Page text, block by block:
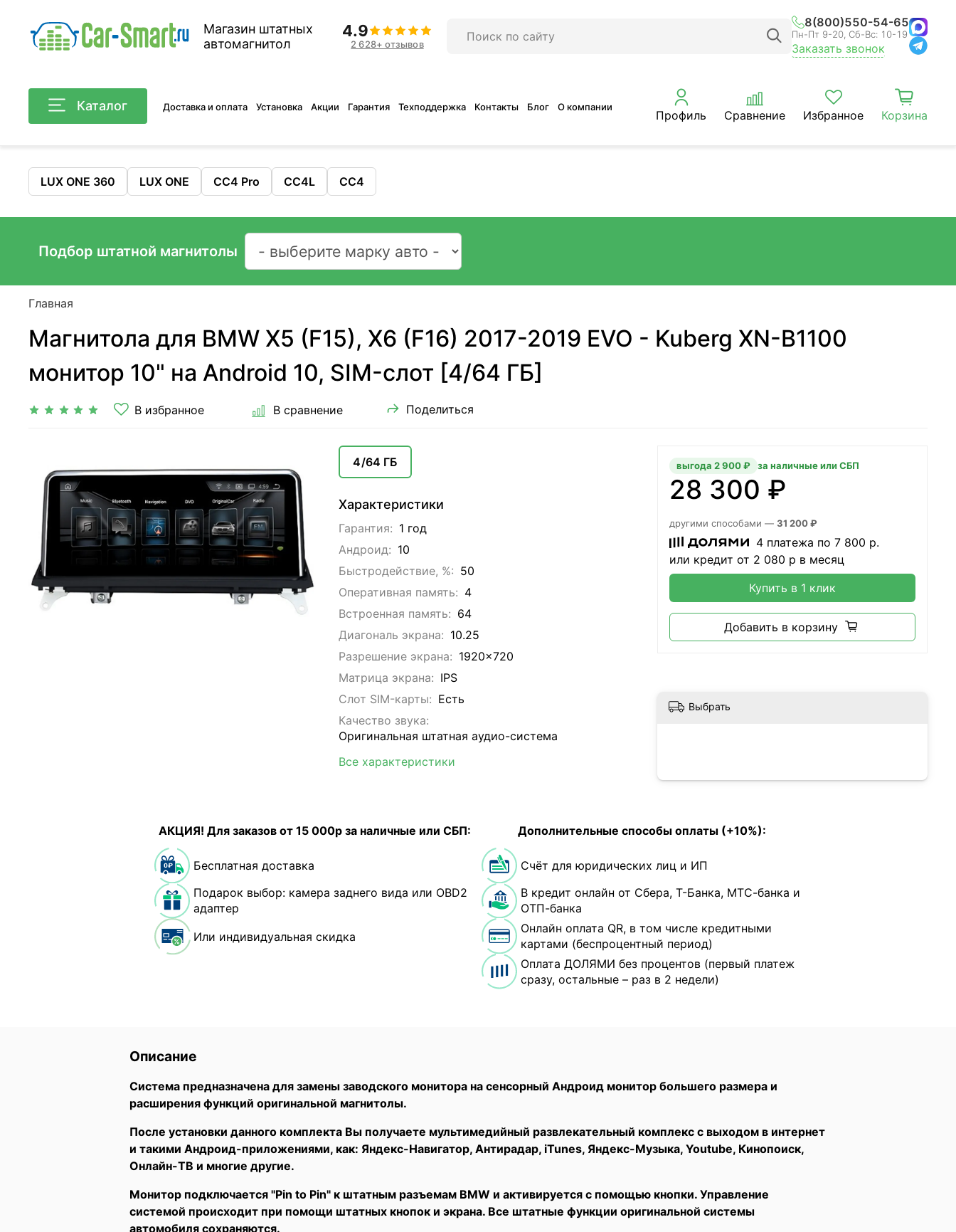
Магазин штатных
автомагнитол
4.9
2 628+ отзывов
8(800)550-54-65
Пн-Пт 9-20, Сб-Вс: 10-19
Заказать звонок
Каталог Доставка и оплата Установка Акции Гарантия Техподдержка Контакты Блог О компании
Профиль Сравнение Избранное Корзина
LUX ONE 360 LUX ONE CC4 Pro CC4L CC4
Подбор штатной магнитолы
Главная
Магнитола для BMW X5 (F15), X6 (F16) 2017-2019 EVO - Kuberg XN-B1100
монитор 10" на Android 10, SIM-слот [4/64 ГБ]
В избранное В сравнение Поделиться
4/64 ГБ
Характеристики
Гарантия: 1 год
Андроид: 10
Быстродействие, %: 50
Оперативная память: 4
Встроенная память: 64
Диагональ экрана: 10.25
Разрешение экрана: 1920x720
Матрица экрана: IPS
Слот SIM-карты: Eсть
Качество звука:
Оригинальная штатная аудио-система
Все характеристики
28 300 ₽
выгода 2 900 ₽ за наличные или СБП
другими способами — 31 200 ₽
4 платежа по 7 800 р.
или кредит от 2 080 р в месяц
Купить в 1 клик
Добавить в корзину
Выбрать
АКЦИЯ! Для заказов от 15 000р за наличные или СБП:
Бесплатная доставка
Подарок выбор: камера заднего вида или OBD2
адаптер
Или индивидуальная скидка
Дополнительные способы оплаты (+10%):
Счёт для юридических лиц и ИП
В кредит онлайн от Сбера, Т-Банка, МТС-банка и
ОТП-банка
Онлайн оплата QR, в том числе кредитными
картами (беспроцентный период)
Оплата ДОЛЯМИ без процентов (первый платеж
сразу, остальные – раз в 2 недели)
Описание
Система предназначена для замены заводского монитора на сенсорный Андроид монитор большего размера и
расширения функций оригинальной магнитолы.
После установки данного комплекта Вы получаете мультимедийный развлекательный комплекс с выходом в интернет
и такими Андроид-приложениями, как: Яндекс-Навигатор, Антирадар, iTunes, Яндекс-Музыка, Youtube, Кинопоиск,
Онлайн-ТВ и многие другие.
Монитор подключается "Pin to Pin" к штатным разъемам BMW и активируется с помощью кнопки. Управление
системой происходит при помощи штатных кнопок и экрана. Все штатные функции оригинальной системы
автомобиля сохраняются.